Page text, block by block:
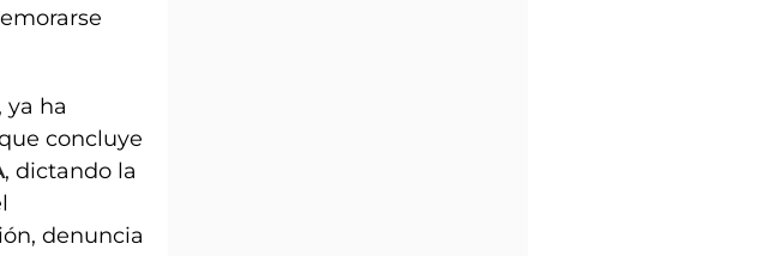
, ya ha
concluye
, dictando la
denuncia